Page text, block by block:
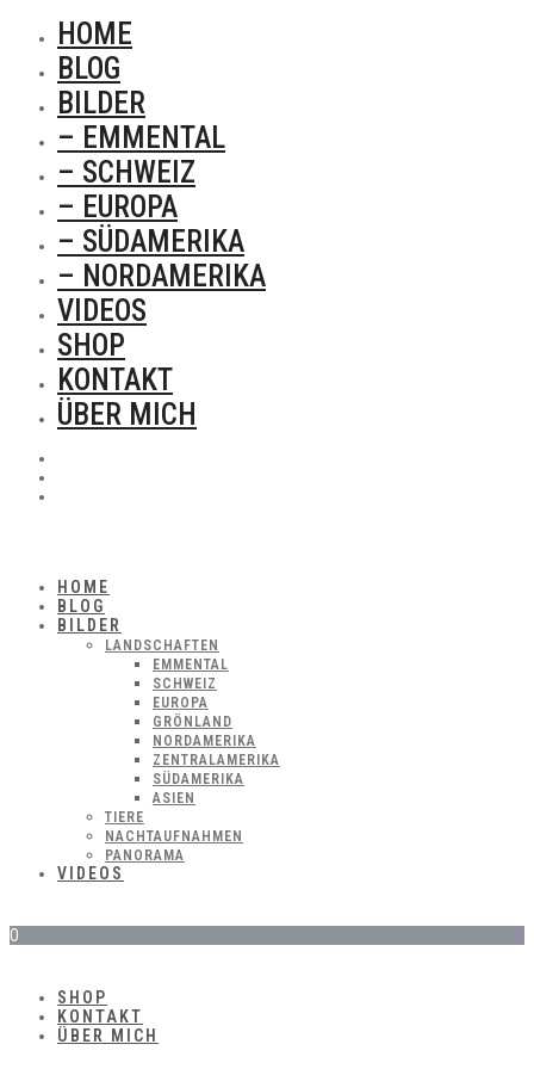
HOME
BLOG
BILDER
– EMMENTAL
– SCHWEIZ
– EUROPA
– SÜDAMERIKA
– NORDAMERIKA
VIDEOS
SHOP
KONTAKT
ÜBER MICH
HOME
BLOG
BILDER
LANDSCHAFTEN
EMMENTAL
SCHWEIZ
EUROPA
GRÖNLAND
NORDAMERIKA
ZENTRALAMERIKA
SÜDAMERIKA
ASIEN
TIERE
NACHTAUFNAHMEN
PANORAMA
VIDEOS
0
SHOP
KONTAKT
ÜBER MICH